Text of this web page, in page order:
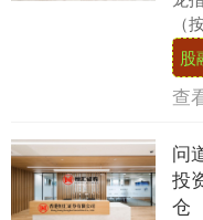
（
里股
查
问
投
仓